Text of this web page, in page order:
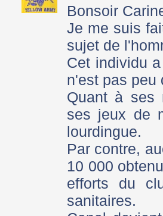
Bonsoir
Je me suis
sujet de
Cet individu
n'est pas peu
Quant à ses
ses jeux de
lourdingue.
Par contre,
10 000
efforts du
sanitaires.